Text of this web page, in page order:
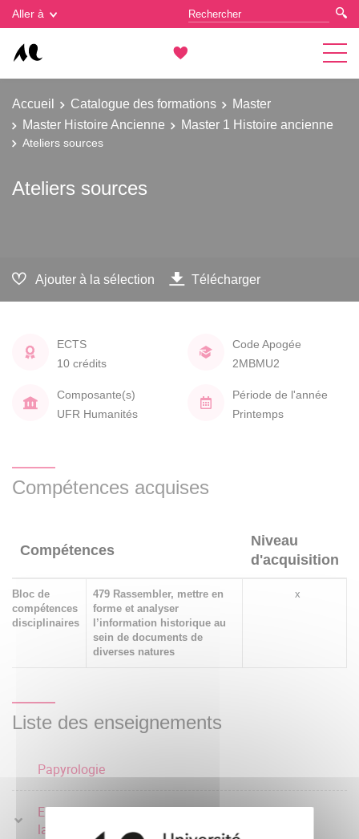
Aller à
Accueil Catalogue des formations
Master
Master Histoire Ancienne
Master 1 Histoire ancienne
Ateliers sources
Ateliers sources
Ajouter à la sélection Télécharger
ECTS
10 crédits
Code Apogée
2MBMU2
Composante(s)
UFR Humanités
Période de l'année
Printemps
Compétences acquises
Compétences
Niveau
d'acquisition
Bloc de
compétences
disciplinaires
479 Rassembler, mettre en
forme et analyser
l’information historique au
sein de documents de
diverses natures
x
Liste des enseignements
Papyrologie
Epigraphie grecque ou
latine
Gestion des cookies